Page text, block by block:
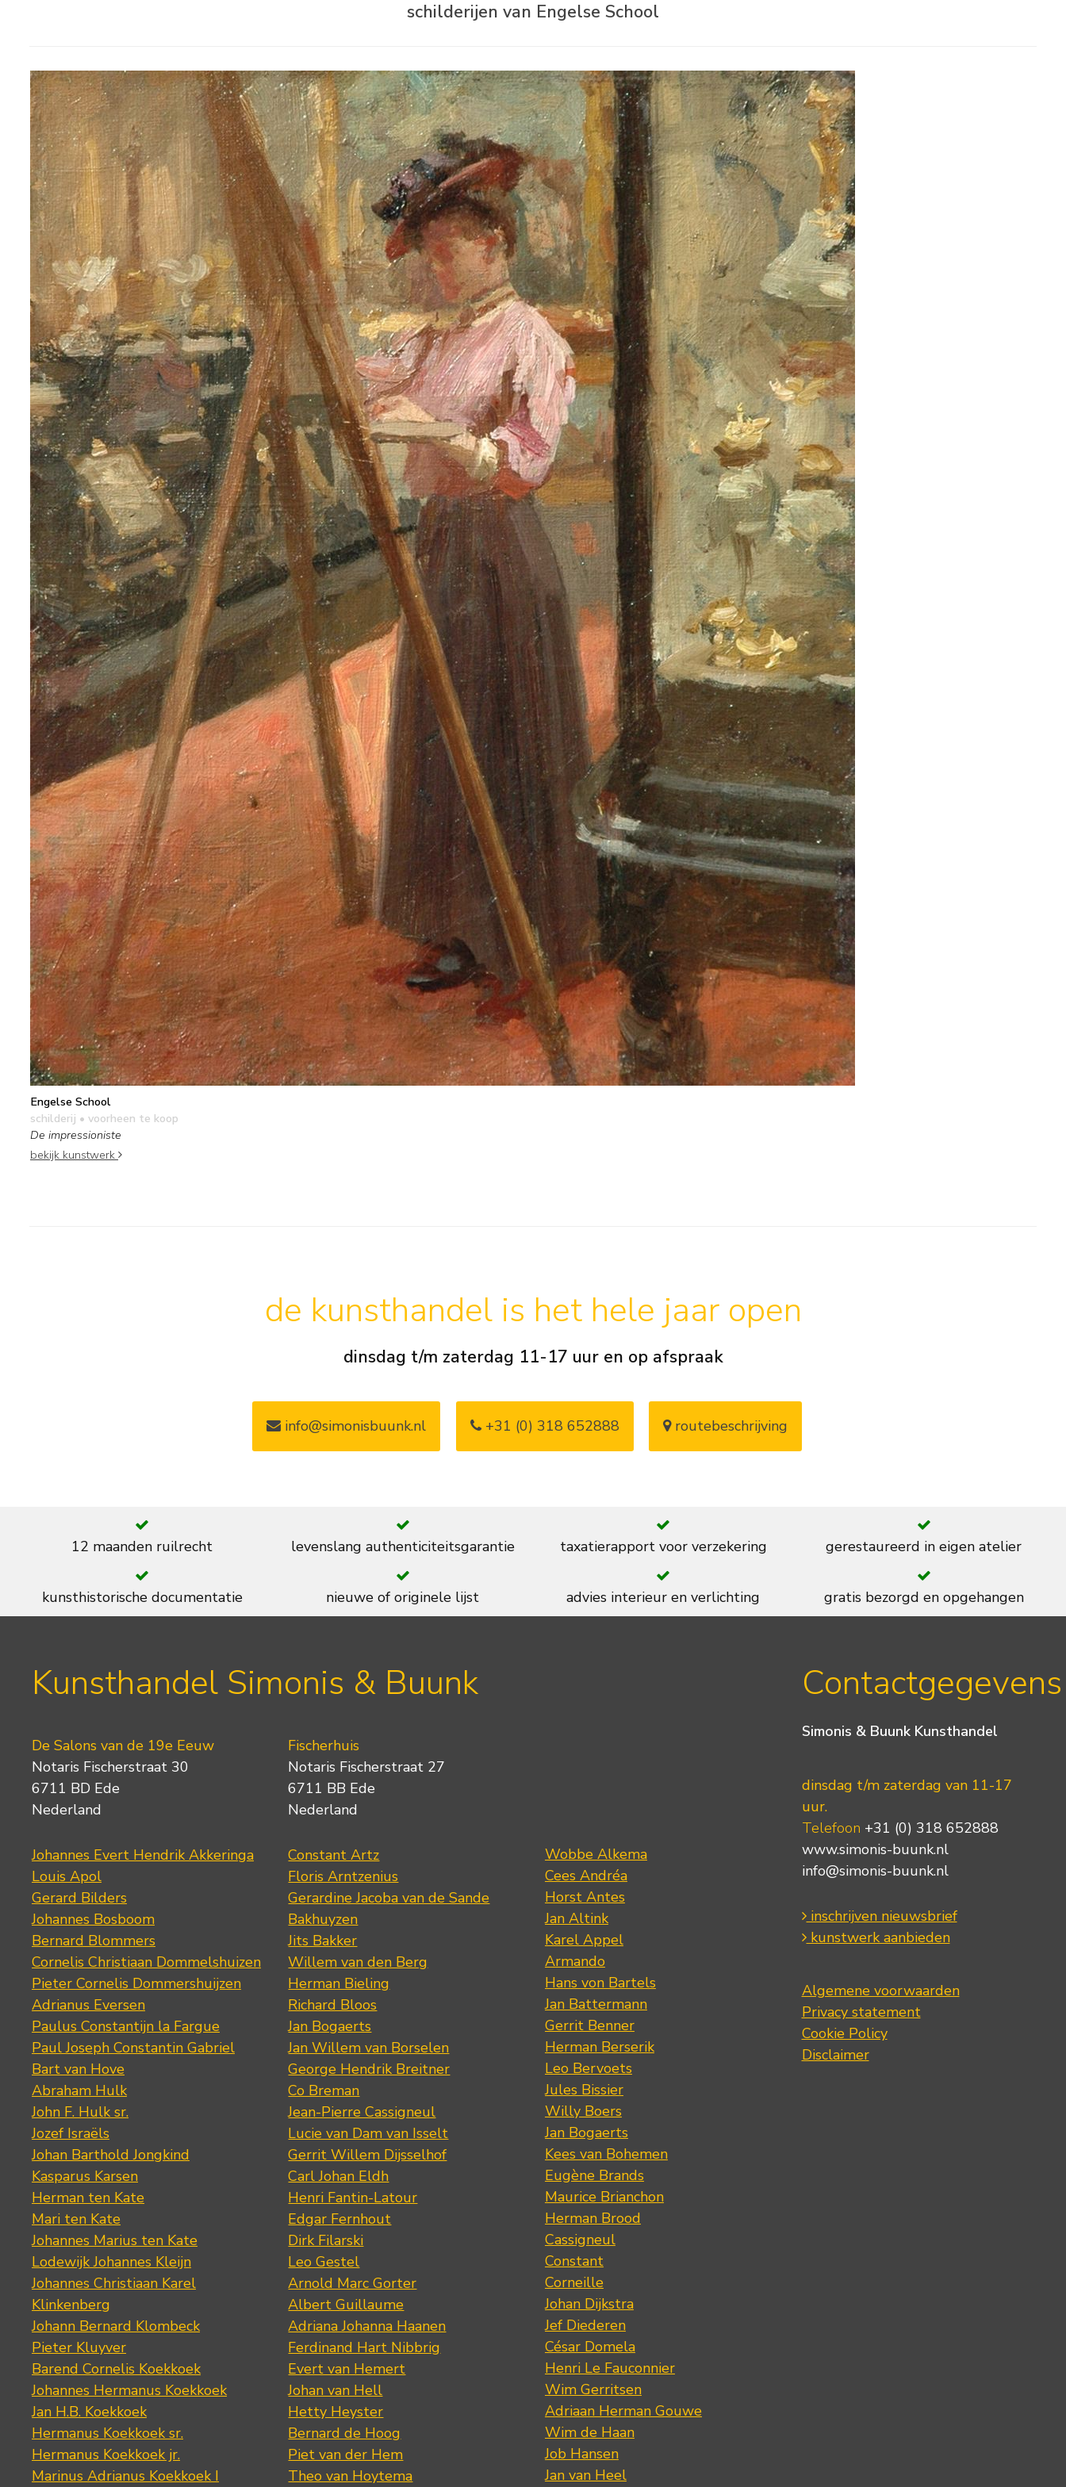
schilderijen van Engelse School
Engelse School
schilderij • voorheen te koop
De impressioniste
bekijk kunstwerk
de kunsthandel is het hele jaar open
dinsdag t/m zaterdag 11-17 uur en op afspraak
info@simonisbuunk.nl +31 (0) 318 652888 routebeschrijving
12 maanden ruilrecht levenslang authenticiteitsgarantie taxatierapport voor verzekering gerestaureerd in eigen atelier
kunsthistorische documentatie nieuwe of originele lijst advies interieur en verlichting gratis bezorgd en opgehangen
Kunsthandel Simonis & Buunk
De Salons van de 19e Eeuw
Notaris Fischerstraat 30
6711 BD Ede
Nederland
Johannes Evert Hendrik Akkeringa
Louis Apol
Gerard Bilders
Johannes Bosboom
Bernard Blommers
Cornelis Christiaan Dommelshuizen
Pieter Cornelis Dommershuijzen
Adrianus Eversen
Paulus Constantijn la Fargue
Paul Joseph Constantin Gabriel
Bart van Hove
Abraham Hulk
John F. Hulk sr.
Jozef Israëls
Johan Barthold Jongkind
Kasparus Karsen
Herman ten Kate
Mari ten Kate
Johannes Marius ten Kate
Lodewijk Johannes Kleijn
Johannes Christiaan Karel
Klinkenberg
Johann Bernard Klombeck
Pieter Kluyver
Barend Cornelis Koekkoek
Johannes Hermanus Koekkoek
Jan H.B. Koekkoek
Hermanus Koekkoek sr.
Hermanus Koekkoek jr.
Marinus Adrianus Koekkoek I
Fischerhuis
Notaris Fischerstraat 27
6711 BB Ede
Nederland
Constant Artz
Floris Arntzenius
Gerardine Jacoba van de Sande
Bakhuyzen
Jits Bakker
Willem van den Berg
Herman Bieling
Richard Bloos
Jan Bogaerts
Jan Willem van Borselen
George Hendrik Breitner
Co Breman
Jean-Pierre Cassigneul
Lucie van Dam van Isselt
Gerrit Willem Dijsselhof
Carl Johan Eldh
Henri Fantin-Latour
Edgar Fernhout
Dirk Filarski
Leo Gestel
Arnold Marc Gorter
Albert Guillaume
Adriana Johanna Haanen
Ferdinand Hart Nibbrig
Evert van Hemert
Johan van Hell
Hetty Heyster
Bernard de Hoog
Piet van der Hem
Theo van Hoytema
Wobbe Alkema
Cees Andréa
Horst Antes
Jan Altink
Karel Appel
Armando
Hans von Bartels
Jan Battermann
Gerrit Benner
Herman Berserik
Leo Bervoets
Jules Bissier
Willy Boers
Jan Bogaerts
Kees van Bohemen
Eugène Brands
Maurice Brianchon
Herman Brood
Cassigneul
Constant
Corneille
Johan Dijkstra
Jef Diederen
César Domela
Henri Le Fauconnier
Wim Gerritsen
Adriaan Herman Gouwe
Wim de Haan
Job Hansen
Jan van Heel
Contactgegevens
Simonis & Buunk Kunsthandel
dinsdag t/m zaterdag van 11-17
uur.
Telefoon +31 (0) 318 652888
www.simonis-buunk.nl
info@simonis-buunk.nl
inschrijven nieuwsbrief
kunstwerk aanbieden
Algemene voorwaarden
Privacy statement
Cookie Policy
Disclaimer